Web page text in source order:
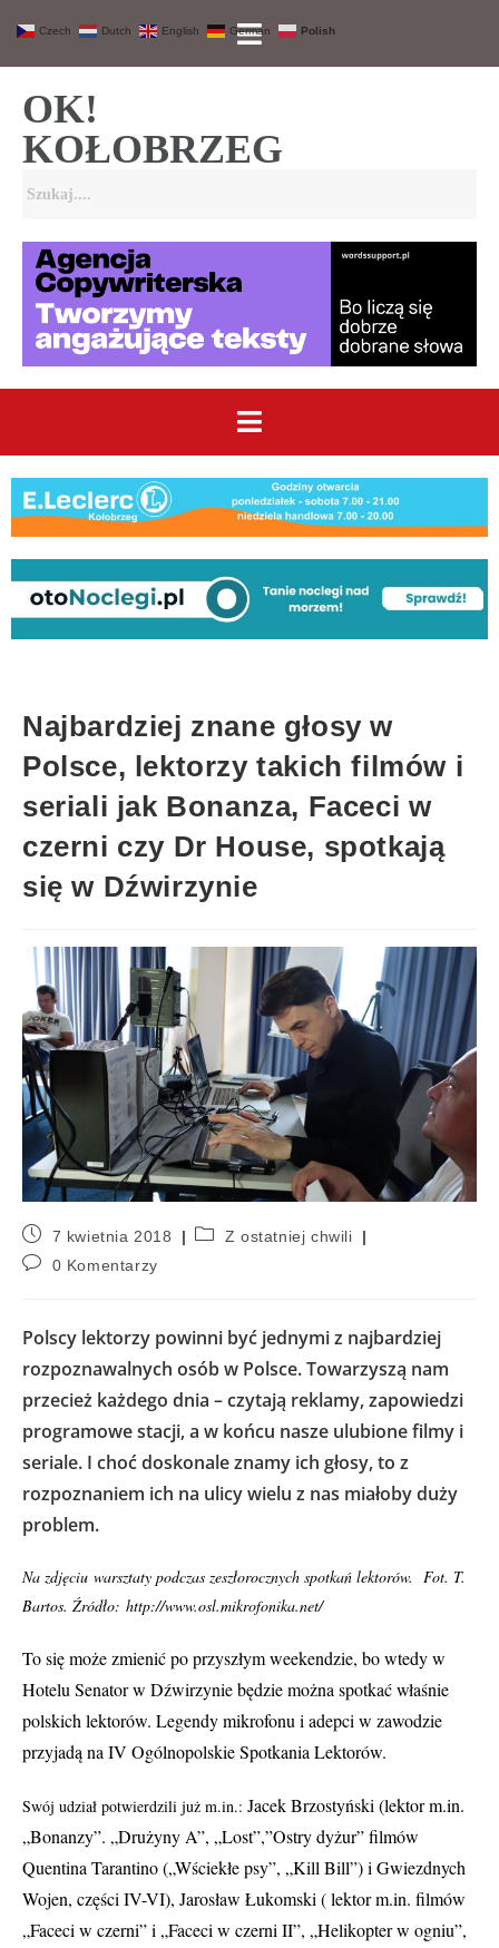
OK!
KOŁOBRZEG
Najbardziej znane głosy w
Polsce, lektorzy takich filmów i
seriali jak Bonanza, Faceci w
czerni czy Dr House, spotkają
się w Dźwirzynie
7 kwietnia 2018
Z ostatniej chwili
0 Komentarzy
Polscy lektorzy powinni być jednymi z najbardziej
rozpoznawalnych osób w Polsce. Towarzyszą nam
przecież każdego dnia – czytają reklamy, zapowiedzi
programowe stacji, a w końcu nasze ulubione filmy i
seriale. I choć doskonale znamy ich głosy, to z
rozpoznaniem ich na ulicy wielu z nas miałoby duży
problem.
Na zdjęciu warsztaty podczas zeszłorocznych spotkań lektorów. Fot. T.
Bartos. Źródło: http://www.osl.mikrofonika.net/
To się może zmienić po przyszłym weekendzie, bo wtedy w
Hotelu Senator w Dźwirzynie będzie można spotkać właśnie
polskich lektorów. Legendy mikrofonu i adepci w zawodzie
przyjadą na IV Ogólnopolskie Spotkania Lektorów.
Swój udział potwierdzili już m.in.: Jacek Brzostyński (lektor m.in.
„Bonanzy”. „Drużyny A”, „Lost”,”Ostry dyżur”filmów
Quentina Tarantino („Wściekłe psy”, „Kill Bill”) i Gwiezdnych
Wojen, części IV-VI), Jarosław Łukomski ( lektor m.in. filmów
„Faceci w czerni” i „Faceci w czerni II”, „Helikopter w ogniu”,
Czech Dutch English German Polish